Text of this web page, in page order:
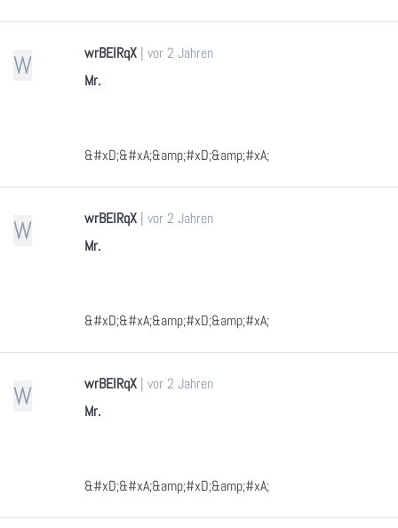
W wrBEIRqX | vor 2 Jahren
Mr.
&#xD;&#xA;&amp;#xD;&amp;#xA;
W wrBEIRqX | vor 2 Jahren
Mr.
&#xD;&#xA;&amp;#xD;&amp;#xA;
W wrBEIRqX | vor 2 Jahren
Mr.
&#xD;&#xA;&amp;#xD;&amp;#xA;